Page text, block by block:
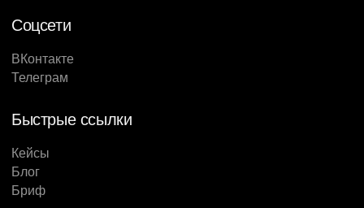
Соцсети
ВКонтакте
Телеграм
Быстрые ссылки
Кейсы
Блог
Бриф